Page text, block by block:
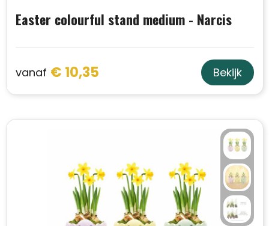
Easter colourful stand medium - Narcis
vanaf € 10,35 Bekijk